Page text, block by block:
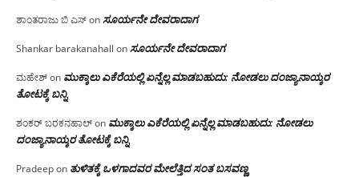
ಶಾಂತರಾಜು ಬಿ ಎಸ್onಸೂರ್ಯನೇ ದೇವರಾದಾಗ
Shankar barakanahall onಸೂರ್ಯನೇ ದೇವರಾದಾಗ
ಮಹೇಶ್on ಮುಕ್ಕಾಲು ಎಕೆರೆಯಲ್ಲಿ ಏನ್ನೆಲ್ಲ‌ ಮಾಡಬಹುದು: ನೋಡಲು ದಂಜ್ಯಾನಾಯ್ಕರ
ತೋಟಕ್ಕೆ ಬನ್ನಿ
ಶಂಕರ್ ಬರಕನಹಾಲ್on ಮುಕ್ಕಾಲು ಎಕೆರೆಯಲ್ಲಿ ಏನ್ನೆಲ್ಲ‌ ಮಾಡಬಹುದು: ನೋಡಲು
ದಂಜ್ಯಾನಾಯ್ಕರ ತೋಟಕ್ಕೆ ಬನ್ನಿ
Pradeepon ತುಳಿತಕ್ಕೆ ಒಳಗಾದವರ ಮೇಲೆತ್ತಿದ ಸಂತ ಬಸವಣ್ಣ